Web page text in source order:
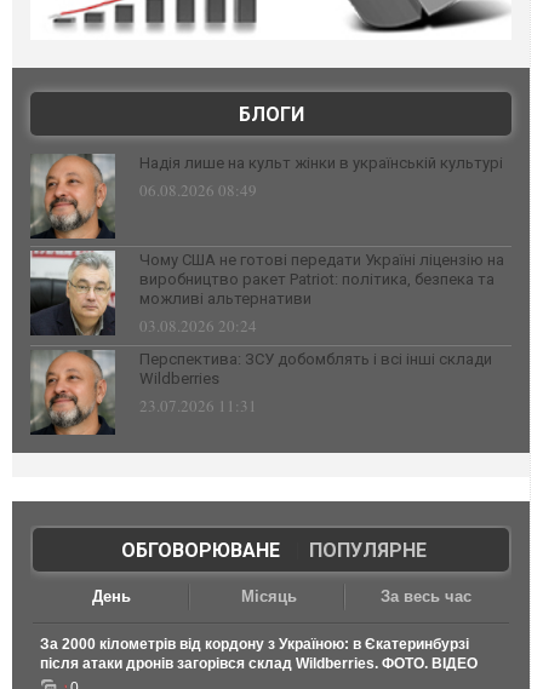
БЛОГИ
Надія лише на культ жінки в українській культурі
06.08.2026 08:49
Чому США не готові передати Україні ліцензію на
виробництво ракет Patriot: політика, безпека та
можливі альтернативи
03.08.2026 20:24
Перспектива: ЗСУ добомблять і всі інші склади
Wildberries
23.07.2026 11:31
ОБГОВОРЮВАНЕ| ПОПУЛЯРНЕ
День Місяць За весь час
За 2000 кілометрів від кордону з Україною: в Єкатеринбурзі
після атаки дронів загорівся склад Wildberries. ФОТО. ВІДЕО